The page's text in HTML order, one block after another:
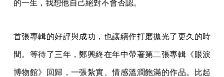
的一生，我想他自己絕對不會否認。
首張專輯的好評與成功，也讓續作打磨拋光了更久的時
間。等待了三年，鄭興終在年中帶著第二張專輯《眼淚
博物館》回歸，一張紮實、情感溫潤飽滿的作品。比起